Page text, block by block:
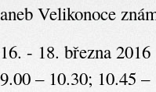
aneb Velikonoce
16. - 18. března 2016
9.00 – 10.30; 10.45 –